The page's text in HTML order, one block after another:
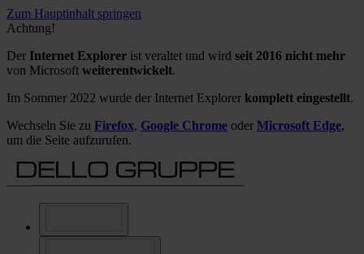
Zum Hauptinhalt springen
Achtung!
Der Internet Explorer ist veraltet und wird seit 2016 nicht mehr
von Microsoft weiterentwickelt.
Im Sommer 2022 wurde der Internet Explorer komplett eingestellt.
Wechseln Sie zu Firefox, Google Chrome oder Microsoft Edge,
um die Seite aufzurufen.